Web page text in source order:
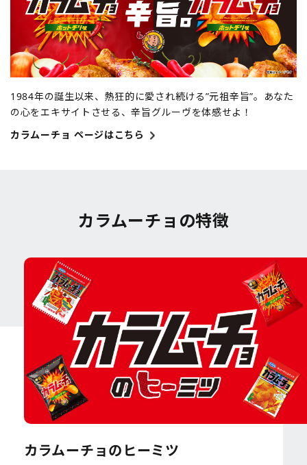
1984年の誕生以来、熱狂的に愛され続ける”元祖辛旨”。あなた
の心をエキサイトさせる、辛旨グルーヴを体感せよ！
カラムーチョ ページはこちら
カラムーチョの特徴
カラムーチョのヒーミツ